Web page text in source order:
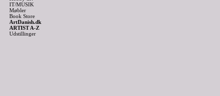
IT/MUSIK
Møbler
Book Store
ArtDanish.dk
ARTIST A-Z
Udstillinger